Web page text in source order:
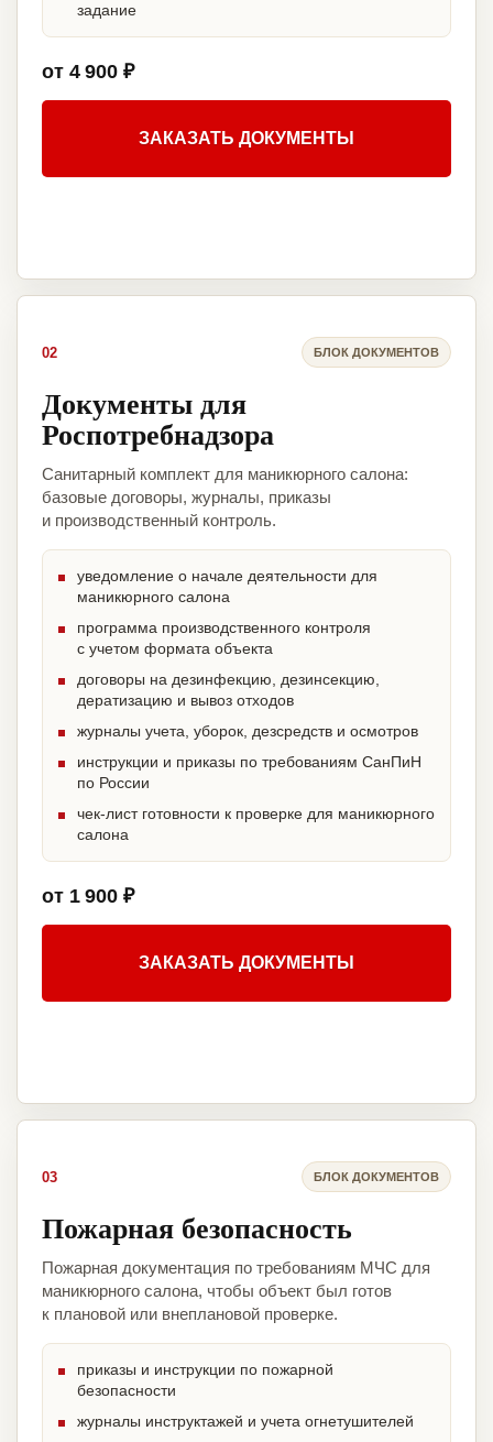
задание
от 4 900 ₽
ЗАКАЗАТЬ ДОКУМЕНТЫ
02 БЛОК ДОКУМЕНТОВ
Документы для
Роспотребнадзора
Санитарный комплект для маникюрного салона:
базовые договоры, журналы, приказы
и производственный контроль.
уведомление о начале деятельности для
маникюрного салона
программа производственного контроля
с учетом формата объекта
договоры на дезинфекцию, дезинсекцию,
дератизацию и вывоз отходов
журналы учета, уборок, дезсредств и осмотров
инструкции и приказы по требованиям СанПиН
по России
чек-лист готовности к проверке для маникюрного
салона
от 1 900 ₽
ЗАКАЗАТЬ ДОКУМЕНТЫ
03 БЛОК ДОКУМЕНТОВ
Пожарная безопасность
Пожарная документация по требованиям МЧС для
маникюрного салона, чтобы объект был готов
к плановой или внеплановой проверке.
приказы и инструкции по пожарной
безопасности
журналы инструктажей и учета огнетушителей